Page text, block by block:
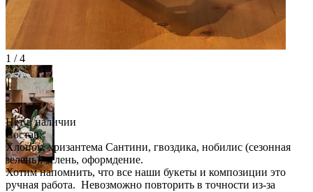
1 / 4
Нет в наличии
Состав:
Хлопок, хризантема Сантини, гвоздика, нобилис (сезонная
зелень), зелень, оформдение.
Хотим напомнить, что все наши букеты и композиции это
ручная работа. Невозможно повторить в точности из-за